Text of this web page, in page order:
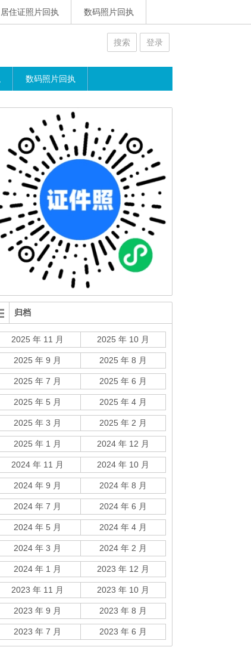
居住证照片回执 数码照片回执
搜索 登录
数码照片回执
归档
2025 年 11 月 2025 年 10 月
2025 年 9 月 2025 年 8 月
2025 年 7 月 2025 年 6 月
2025 年 5 月 2025 年 4 月
2025 年 3 月 2025 年 2 月
2025 年 1 月 2024 年 12 月
2024 年 11 月 2024 年 10 月
2024 年 9 月 2024 年 8 月
2024 年 7 月 2024 年 6 月
2024 年 5 月 2024 年 4 月
2024 年 3 月 2024 年 2 月
2024 年 1 月 2023 年 12 月
2023 年 11 月 2023 年 10 月
2023 年 9 月 2023 年 8 月
2023 年 7 月 2023 年 6 月